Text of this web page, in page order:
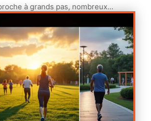
à grands pas, nombreux…